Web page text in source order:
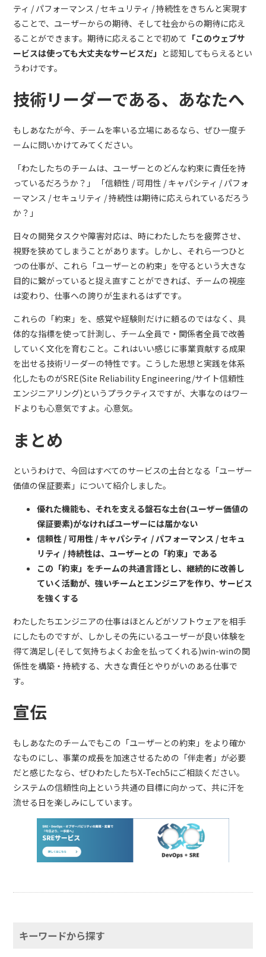
ティ / パフォーマンス / セキュリティ / 持続性をきちんと実現す
ることで、ユーザーからの期待、そして社会からの期待に応え
ることができます。期待に応えることで初めて 「このウェブサ
ービスは使っても大丈夫なサービスだ」 と認知してもらえるとい
うわけです。
技術リーダーである、あなたへ
もしあなたが今、チームを率いる立場にあるなら、ぜひ一度チ
ームに問いかけてみてください。
「わたしたちのチームは、ユーザーとのどんな約束に責任を持
っているだろうか？」 「信頼性 / 可用性 / キャパシティ / パフォ
ーマンス / セキュリティ / 持続性は期待に応えられているだろう
か？」
日々の開発タスクや障害対応は、時にわたしたちを疲弊させ、
視野を狭めてしまうことがあります。しかし、それら一つひと
つの仕事が、これら「ユーザーとの約束」を守るという大きな
目的に繋がっていると捉え直すことができれば、チームの視座
は変わり、仕事への誇りが生まれるはずです。
これらの「約束」を、感覚や経験則だけに頼るのではなく、具
体的な指標を使って計測し、チーム全員で・関係者全員で改善
していく文化を育むこと。これはいい感じに事業貢献する成果
を出せる技術リーダーの特性です。こうした思想と実践を体系
化したものがSRE(Site Reliability Engineering/サイト信頼性
エンジニアリング)というプラクティスですが、大事なのはワー
ドよりも心意気ですよ。心意気。
まとめ
というわけで、今回はすべてのサービスの土台となる「ユーザー
価値の保証要素」について紹介しました。
優れた機能も、それを支える盤石な土台(ユーザー価値の
保証要素)がなければユーザーには届かない
信頼性 / 可用性 / キャパシティ / パフォーマンス / セキュ
リティ / 持続性は、ユーザーとの「約束」である
この「約束」をチームの共通言語とし、継続的に改善し
ていく活動が、強いチームとエンジニアを作り、サービス
を強くする
わたしたちエンジニアの仕事はほとんどがソフトウェアを相手
にしたものですが、しかしその先にいるユーザーが良い体験を
得て満足し(そして気持ちよくお金を払ってくれる)win-winの関
係性を構築・持続する、大きな責任とやりがいのある仕事で
す。
宣伝
もしあなたのチームでもこの「ユーザーとの約束」をより確か
なものにし、事業の成長を加速させるための「伴走者」が必要
だと感じたなら、ぜひわたしたちX-Tech5にご相談ください。
システムの信頼性向上という共通の目標に向かって、共に汗を
流せる日を楽しみにしています。
キーワードから探す